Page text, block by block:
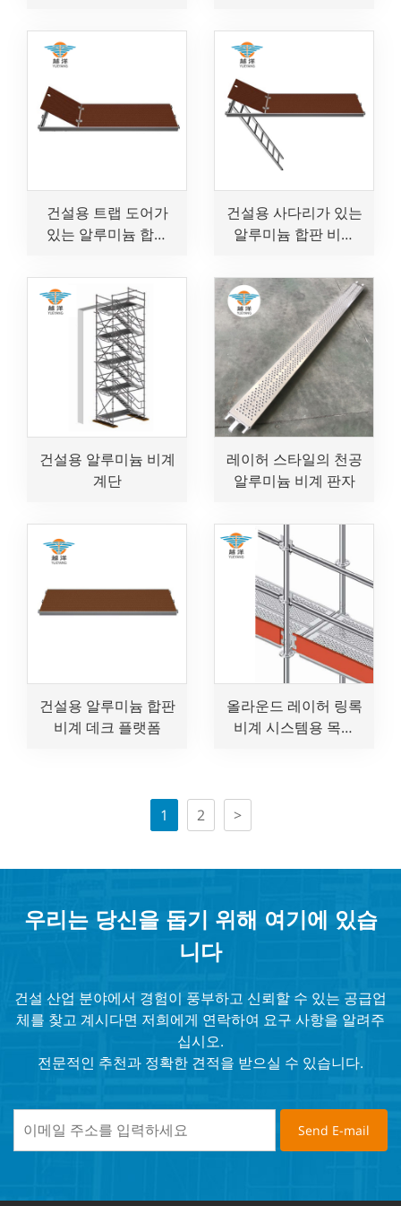
건설용 트랩 도어가
있는 알루미늄 합판
건설용 사다리가 있는
알루미늄 합판 비계
건설용 알루미늄 비계
계단
레이허 스타일의 천공
알루미늄 비계 판자
건설용 알루미늄 합판
비계 데크 플랫폼
올라운드 레이허 링록
비계 시스템용 목재
1 2 >
우리는 당신을 돕기 위해 여기에 있습
니다
건설 산업 분야에서 경험이 풍부하고 신뢰할 수 있는 공급업
체를 찾고 계시다면 저희에게 연락하여 요구 사항을 알려주
십시오.
전문적인 추천과 정확한 견적을 받으실 수 있습니다.